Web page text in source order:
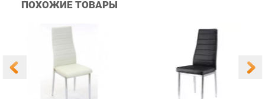
Купить
3 090 ₽ Купить
Стул Цвет мебели F261-
info@chair-ekb.ru